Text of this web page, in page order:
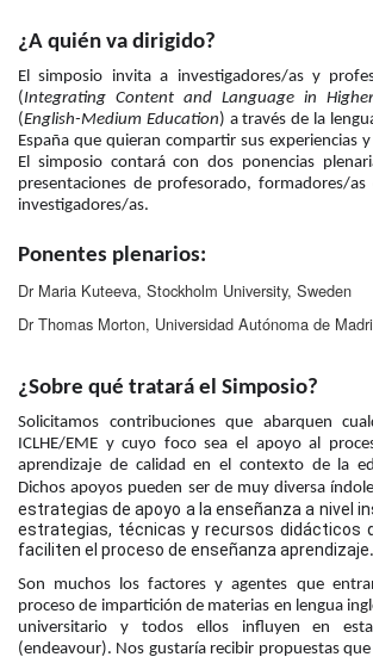
¿A quién va dirigido?
El simposio invita a investigadores/as y
( Integrating Content and Language in
(English-Medium Education) a través de la
España que quieran compartir sus experiencias
El simposio contará con dos ponencias
presentaciones de profesorado, formadores/
investigadores/as.
Ponentes plenarios:
Dr Maria Kuteeva, Stockholm University, Sweden
Dr Thomas Morton, Universidad Autónoma de
¿Sobre qué tratará el Simposio?
Solicitamos contribuciones que abarquen
ICLHE/EME y cuyo foco sea el apoyo al
aprendizaje de calidad en el contexto de la
Dichos apoyos pueden ser de muy diversa
estrategias de apoyo a la enseñanza a nivel
estrategias, técnicas y recursos didácticos
faciliten el proceso de enseñanza aprendizaje.
Son muchos los factores y agentes que
proceso de impartición de materias en lengua
universitario y todos ellos influyen en
(endeavour). Nos gustaría recibir propuestas